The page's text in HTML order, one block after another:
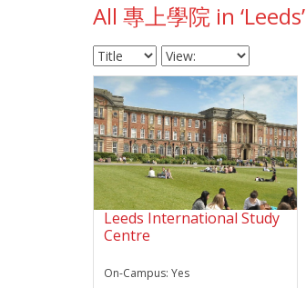
All 專上學院 in ‘Leeds’
Leeds International Study
Centre
On-Campus:Yes